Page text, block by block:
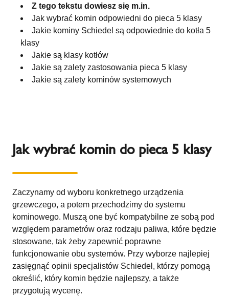
Z tego tekstu dowiesz się m.in.
Jak wybrać komin odpowiedni do pieca 5 klasy
Jakie kominy Schiedel są odpowiednie do kotła 5
klasy
Jakie są klasy kotłów
Jakie są zalety zastosowania pieca 5 klasy
Jakie są zalety kominów systemowych
Jak wybrać komin do pieca 5 klasy
Zaczynamy od wyboru konkretnego urządzenia
grzewczego, a potem przechodzimy do systemu
kominowego. Muszą one być kompatybilne ze sobą pod
względem parametrów oraz rodzaju paliwa, które będzie
stosowane, tak żeby zapewnić poprawne
funkcjonowanie obu systemów. Przy wyborze najlepiej
zasięgnąć opinii specjalistów Schiedel, którzy pomogą
określić, który komin będzie najlepszy, a także
przygotują wycenę.